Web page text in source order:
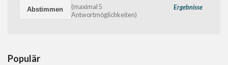
Ergebnisse
(maximal 5
Antwortmöglichkeiten)
Populär